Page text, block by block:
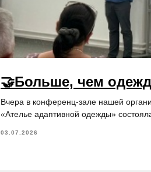
🤝Больше, чем
Вчера в конференц-зале нашей
«Ателье адаптивной одежды»
03.07.2026